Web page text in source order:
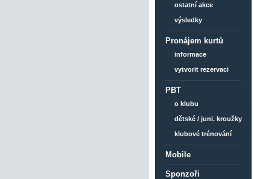
ostatní akce
výsledky
Pronájem kurtů
informace
vytvorit rezervaci
PBT
o klubu
dětské / juni. kroužky
klubové trénování
Mobile
Sponzoři